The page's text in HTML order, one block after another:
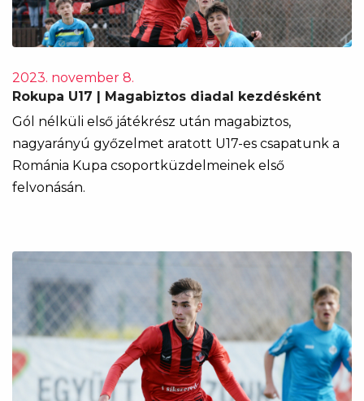
2023. november 8.
Rokupa U17 | Magabiztos diadal kezdésként
Gól nélküli első játékrész után magabiztos,
nagyarányú győzelmet aratott U17-es csapatunk a
Románia Kupa csoportküzdelmeinek első
felvonásán.